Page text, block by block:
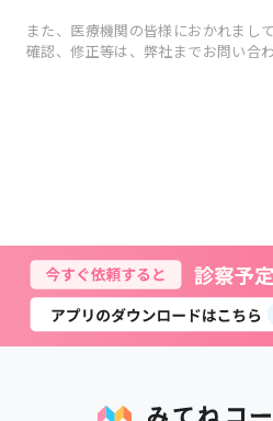
また、医療機関の皆様におかれまし
確認、修正等は、弊社までお問い合